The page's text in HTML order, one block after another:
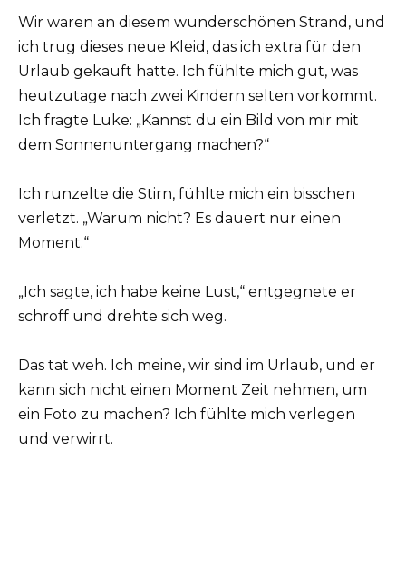
Wir waren an diesem wunderschönen Strand, und
ich trug dieses neue Kleid, das ich extra für den
Urlaub gekauft hatte. Ich fühlte mich gut, was
heutzutage nach zwei Kindern selten vorkommt.
Ich fragte Luke: „Kannst du ein Bild von mir mit
dem Sonnenuntergang machen?“
Ich runzelte die Stirn, fühlte mich ein bisschen
verletzt. „Warum nicht? Es dauert nur einen
Moment.“
„Ich sagte, ich habe keine Lust,“ entgegnete er
schroff und drehte sich weg.
Das tat weh. Ich meine, wir sind im Urlaub, und er
kann sich nicht einen Moment Zeit nehmen, um
ein Foto zu machen? Ich fühlte mich verlegen
und verwirrt.